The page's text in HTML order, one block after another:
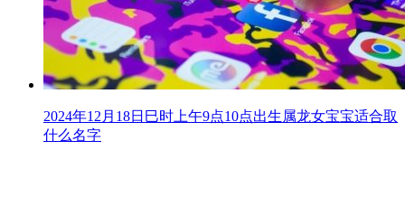
2024年12月18日巳时上午9点10点出生属龙女宝宝适合取
什么名字